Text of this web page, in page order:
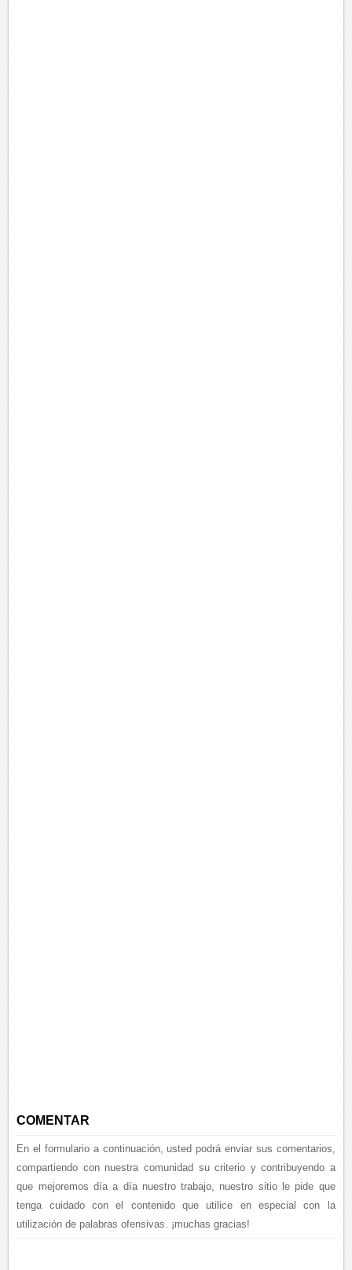
COMENTAR
En el formulario a continuación, usted podrá enviar sus comentarios,
compartiendo con nuestra comunidad su criterio y contribuyendo a
que mejoremos día a día nuestro trabajo, nuestro sitio le pide que
tenga cuidado con el contenido que utilice en especial con la
utilización de palabras ofensivas. ¡muchas gracias!